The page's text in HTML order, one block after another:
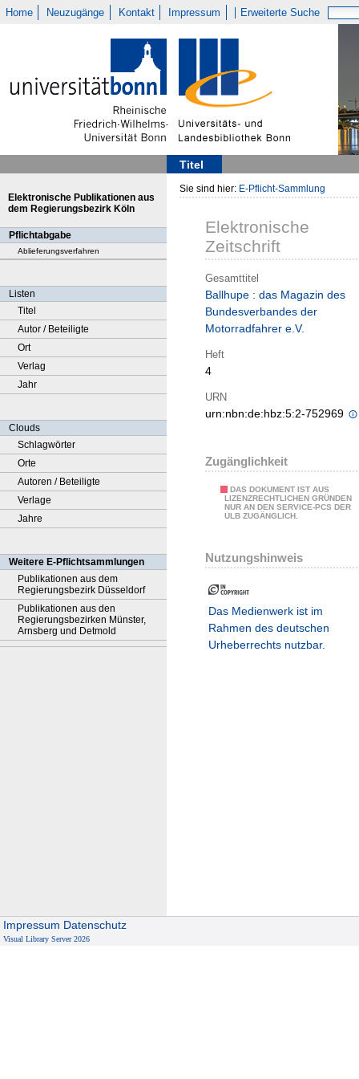
Home Neuzugänge Kontakt Impressum Erweiterte Suche
Titel
Elektronische Publikationen aus
dem Regierungsbezirk Köln
Pflichtabgabe
Ablieferungsverfahren
Listen
Titel
Autor / Beteiligte
Ort
Verlag
Jahr
Clouds
Schlagwörter
Orte
Autoren / Beteiligte
Verlage
Jahre
Weitere E-Pflichtsammlungen
Publikationen aus dem
Regierungsbezirk Düsseldorf
Publikationen aus den
Regierungsbezirken Münster,
Arnsberg und Detmold
Sie sind hier: E-Pflicht-Sammlung
Elektronische
Zeitschrift
Gesamttitel
Ballhupe : das Magazin des
Bundesverbandes der
Motorradfahrer e.V.
Heft
4
URN
urn:nbn:de:hbz:5:2-752969
Zugänglichkeit
DAS DOKUMENT IST AUS
LIZENZRECHTLICHEN GRÜNDEN
NUR AN DEN SERVICE-PCS DER
ULB ZUGÄNGLICH.
Nutzungshinweis
Das Medienwerk ist im
Rahmen des deutschen
Urheberrechts nutzbar.
Impressum Datenschutz
Visual Library Server 2026